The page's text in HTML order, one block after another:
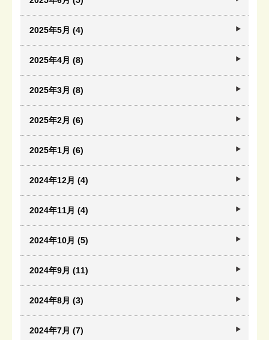
2025年5月 (4)
2025年4月 (8)
2025年3月 (8)
2025年2月 (6)
2025年1月 (6)
2024年12月 (4)
2024年11月 (4)
2024年10月 (5)
2024年9月 (11)
2024年8月 (3)
2024年7月 (7)